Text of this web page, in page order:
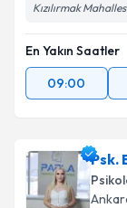
Kızılırmak
En Yakın Saatler
09:00
Psk.